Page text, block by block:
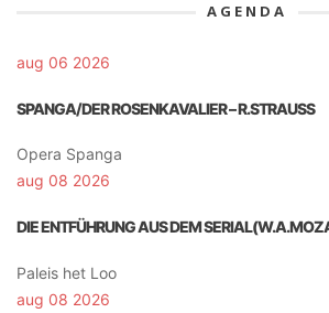
AGENDA
aug 06 2026
SPANGA/DER ROSENKAVALIER – R.STRAUSS
Opera Spanga
aug 08 2026
DIE ENTFÜHRUNG AUS DEM
Paleis het Loo
aug 08 2026